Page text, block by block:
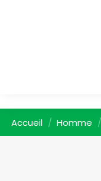
Accueil Homme